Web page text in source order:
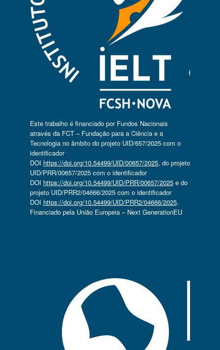
Este trabalho é financiado por Fundos Nacionais
através da FCT – Fundação para a Ciência e a
Tecnologia no âmbito do projeto UID/657/2025 com o
identificador
DOI https://doi.org/10.54499/UID/00657/2025, do projeto
UID/PRR/00657/2025 com o identificador
DOI https://doi.org/10.54499/UID/PRR/00657/2025e do
projeto UID/PRR2/04666/2025 com o identificador
DOI https://doi.org/10.54499/UID/PRR2/04666/2025.
Financiado pela União Europeia – Next GenerationEU